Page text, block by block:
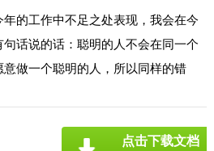
的工作中不足之处表现，我会在今
话说的话：聪明的人不会在同一个
做一个聪明的人，所以同样的错
点击下载文档